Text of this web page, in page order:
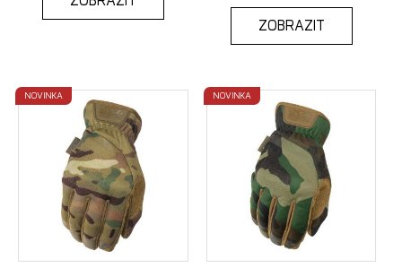
ZOBRAZIT
NOVINKA NOVINKA